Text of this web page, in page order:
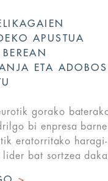
APUSTUA
ETA ADOBOS
gorako
bi enpresa barne
eratorritako haragi-
lider bat sortzea